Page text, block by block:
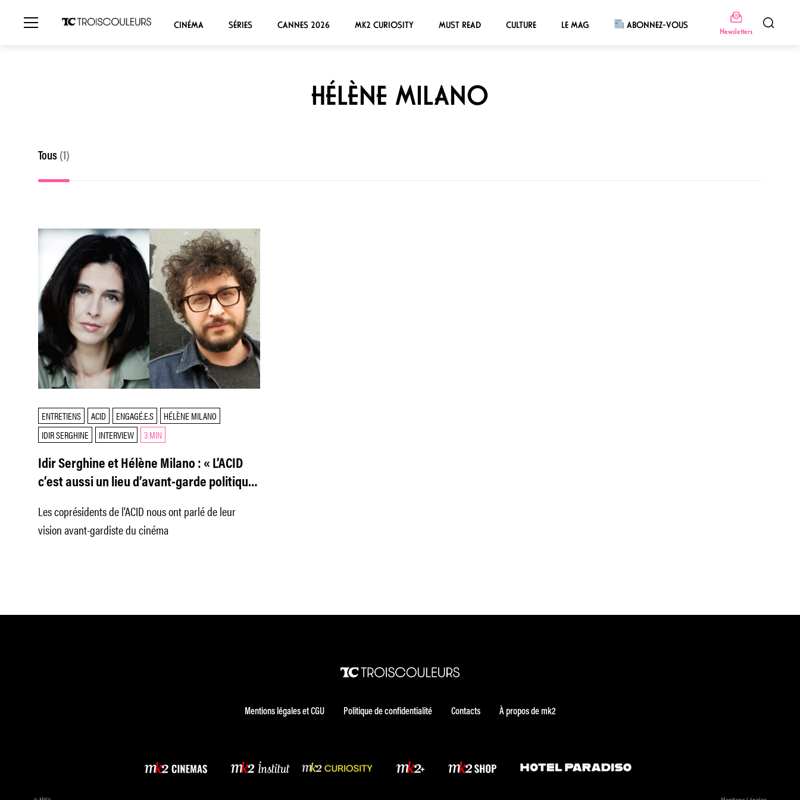
CINÉMA SÉRIES CANNES 2026 MK2 CURIOSITY MUST READ CULTURE LE MAG ABONNEZ-VOUS
Newsletters
HÉLÈNE MILANO
Tous (1)
ENTRETIENS ACID ENGAGÉ.E.S
HÉLÈNE MILANO
IDIR SERGHINE
INTERVIEW 3 MIN
Idir Serghine et Hélène Milano : « L’ACID
c’est aussi un lieu d’avant-garde politique,
Les coprésidents de l’ACID nous ont parlé de leur
vision avant-gardiste du cinéma
Mentions légales et CGU Politique de confidentialité Contacts À propos de mk2